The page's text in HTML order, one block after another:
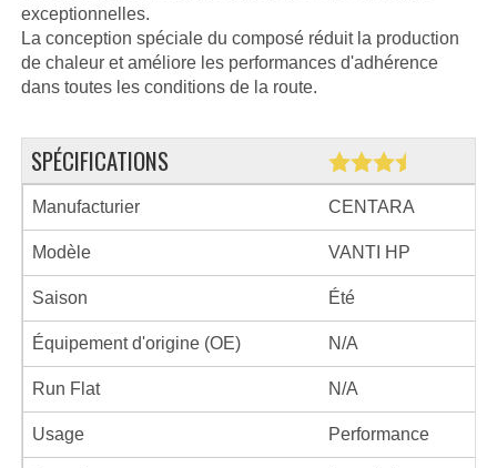
exceptionnelles.
La conception spéciale du composé réduit la production
de chaleur et améliore les performances d'adhérence
dans toutes les conditions de la route.
SPÉCIFICATIONS
Manufacturier CENTARA
Modèle VANTI HP
Saison Été
Équipement d'origine (OE) N/A
Run Flat N/A
Usage Performance